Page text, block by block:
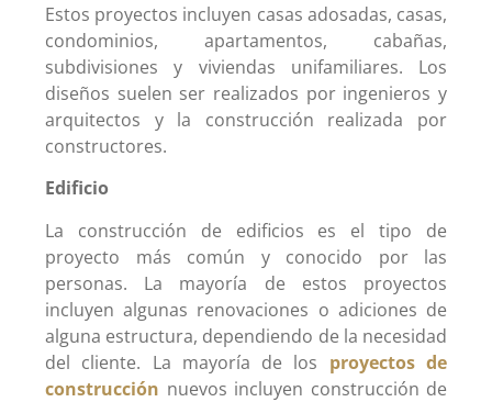
Estos proyectos incluyen casas adosadas, casas,
condominios, apartamentos, cabañas,
subdivisiones y viviendas unifamiliares. Los
diseños suelen ser realizados por ingenieros y
arquitectos y la construcción realizada por
constructores.
Edificio
La construcción de edificios es el tipo de
proyecto más común y conocido por las
personas. La mayoría de estos proyectos
incluyen algunas renovaciones o adiciones de
alguna estructura, dependiendo de la necesidad
del cliente. La mayoría de los proyectos de
construcción nuevos incluyen construcción de